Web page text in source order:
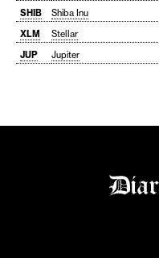
SHIB
Shiba Inu
XLM
Stellar
JUP
Jupiter